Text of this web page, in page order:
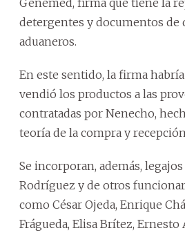
detergentes y documentos de
aduaneros.
En este sentido, la firma
vendió los productos a las
contratadas por Nenecho,
teoría de la compra y
Se incorporan, además,
Rodríguez y de otros
como César Ojeda, Enrique
Frágueda, Elisa Brítez,